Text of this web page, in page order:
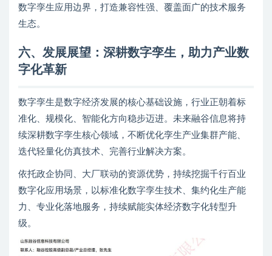
数字孪生应用边界，打造兼容性强、覆盖面广的技术服务
生态。
六、发展展望：深耕数字孪生，助力产业数
字化革新
数字孪生是数字经济发展的核心基础设施，行业正朝着标
准化、规模化、智能化方向稳步迈进。未来融谷信息将持
续深耕数字孪生核心领域，不断优化孪生产业集群产能、
迭代轻量化仿真技术、完善行业解决方案。
依托政企协同、大厂联动的资源优势，持续挖掘千行百业
数字化应用场景，以标准化数字孪生技术、集约化生产能
力、专业化落地服务，持续赋能实体经济数字化转型升
级。